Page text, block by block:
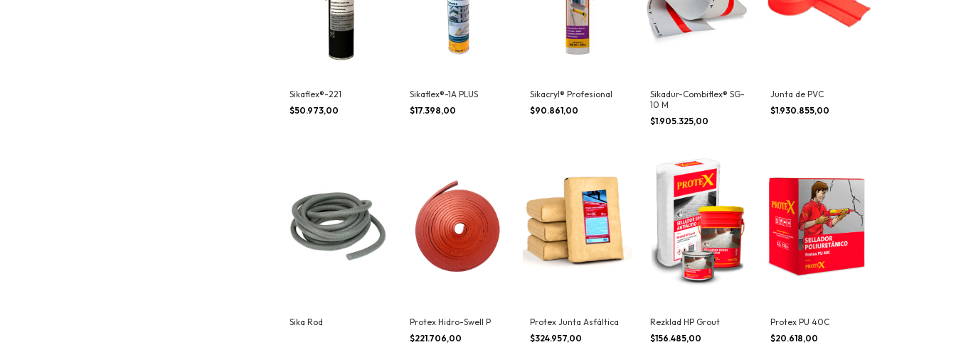
Sikaflex®-221
$50.973,00
Sikaflex®-1A PLUS
$17.398,00
Sikacryl® Profesional
$90.861,00
Sikadur-Combiflex® SG-
10 M
$1.905.325,00
Junta de PVC
$1.930.855,00
Sika Rod
Protex Hidro-Swell P
$221.706,00
Protex Junta Asfáltica
$324.957,00
Rezklad HP Grout
$156.485,00
Protex PU 40C
$20.618,00